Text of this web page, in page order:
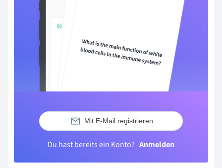
Mit E-Mail registrieren
Du hast bereits ein Konto? Anmelden